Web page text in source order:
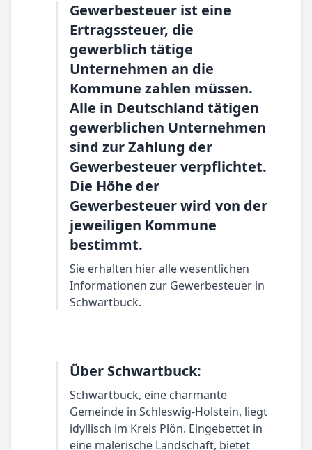
Gewerbesteuer ist eine
Ertragssteuer, die
gewerblich tätige
Unternehmen an die
Kommune zahlen müssen.
Alle in Deutschland tätigen
gewerblichen Unternehmen
sind zur Zahlung der
Gewerbesteuer verpflichtet.
Die Höhe der
Gewerbesteuer wird von der
jeweiligen Kommune
bestimmt.
Sie erhalten hier alle wesentlichen
Informationen zur Gewerbesteuer in
Schwartbuck.
Über Schwartbuck:
Schwartbuck, eine charmante
Gemeinde in Schleswig-Holstein, liegt
idyllisch im Kreis Plön. Eingebettet in
eine malerische Landschaft, bietet